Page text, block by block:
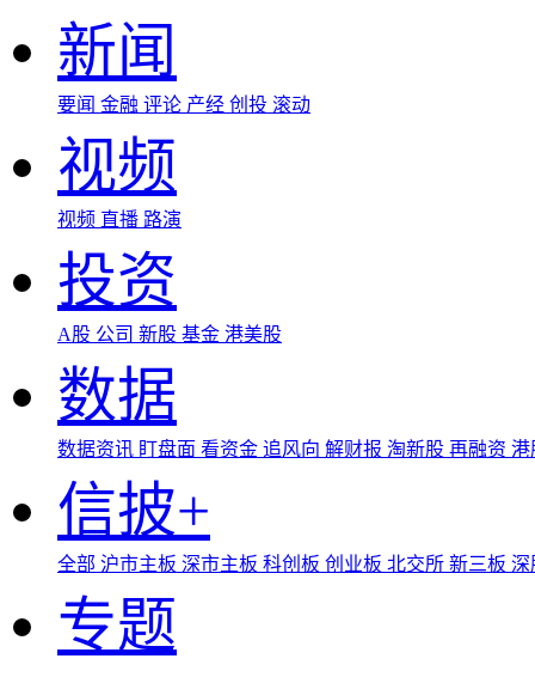
新闻
要闻 金融 评论 产经 创投 滚动
视频
视频 直播 路演
投资
A股 公司 新股 基金 港美股
数据
数据资讯 盯盘面 看资金 追风向 解财报 淘新股 再融资
信披+
全部 沪市主板 深市主板 科创板 创业板 北交所 新三板
专题